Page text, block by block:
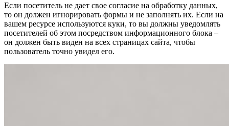
Если посетитель не дает свое согласие на обработку данных,
то он должен игнорировать формы и не заполнять их. Если на
вашем ресурсе используются куки, то вы должны уведомлять
посетителей об этом посредством информационного блока –
он должен быть виден на всех страницах сайта, чтобы
пользователь точно увидел его.